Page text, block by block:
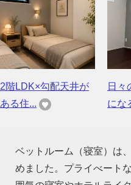
2階LDK×勾配天井が
ある住...
日々
にな
ベットルーム（寝室）は
めました。プライべート